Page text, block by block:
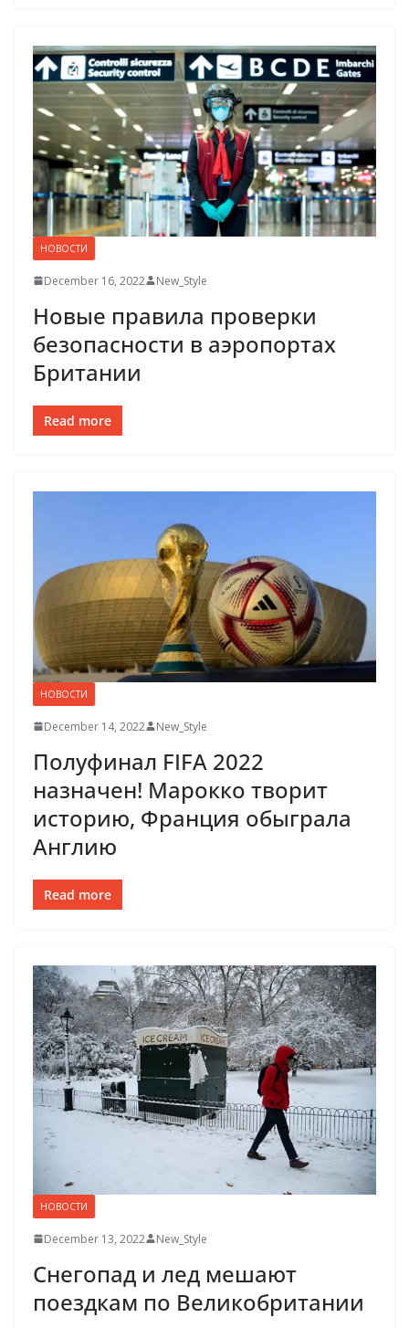
НОВОСТИ
December 16, 2022 New_Style
Новые правила проверки
безопасности в аэропортах
Британии
Read more
НОВОСТИ
December 14, 2022 New_Style
Полуфинал FIFA 2022
назначен! Марокко творит
историю, Франция обыграла
Англию
Read more
НОВОСТИ
December 13, 2022 New_Style
Снегопад и лед мешают
поездкам по Великобритании